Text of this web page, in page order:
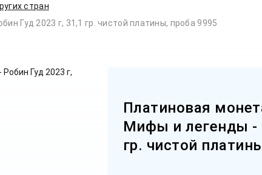
стран
Гуд 2023 г, 31,1 гр. чистой платины, проба 9995
Платиновая
Мифы и легенды -
гр. чистой